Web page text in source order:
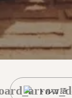
トルコ語